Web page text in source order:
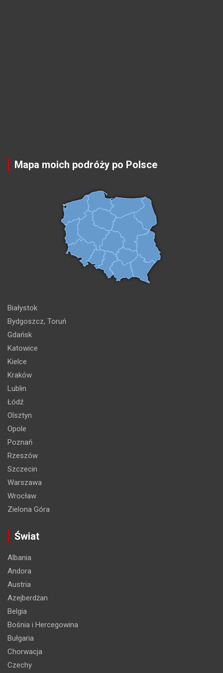
Mapa moich podróży po Polsce
Białystok
Bydgoszcz, Toruń
Gdańsk
Katowice
Kielce
Kraków
Lublin
Łódź
Olsztyn
Opole
Poznań
Rzeszów
Szczecin
Warszawa
Wrocław
Zielona Góra
Świat
Albania
Andora
Austria
Azejberdżan
Belgia
Bośnia i Hercegowina
Bułgaria
Chorwacja
Czechy